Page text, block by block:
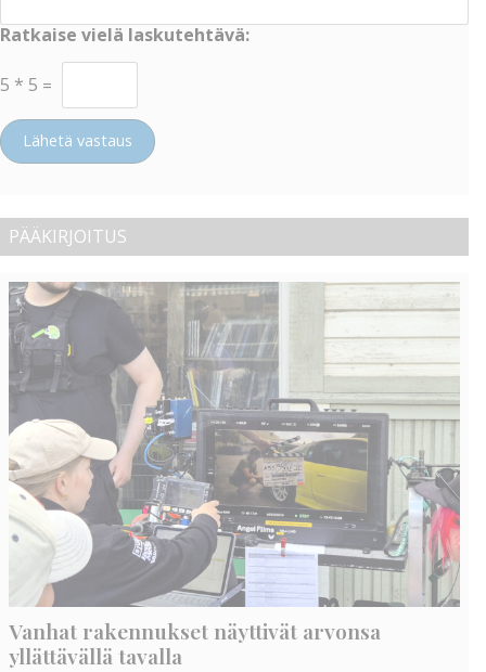
Ratkaise vielä laskutehtävä:
5 * 5 =
Lähetä vastaus
PÄÄKIRJOITUS
Vanhat rakennukset näyttivät arvonsa
yllättävällä tavalla